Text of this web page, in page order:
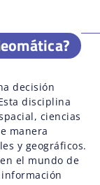
decisión
disciplina
ciencias
manera
y geográficos.
el mundo de